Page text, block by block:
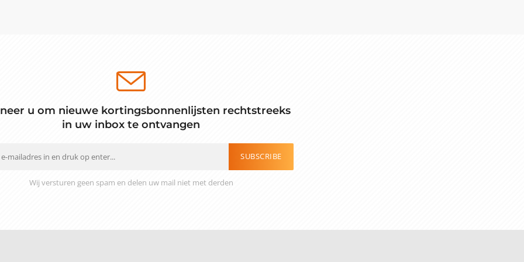
u om nieuwe kortingsbonnenlijsten rechtstreeks
in uw inbox te ontvangen
SUBSCRIBE
Wij versturen geen spam en delen uw mail niet met derden